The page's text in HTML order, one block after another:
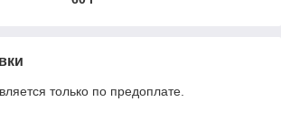
только по предоплате.